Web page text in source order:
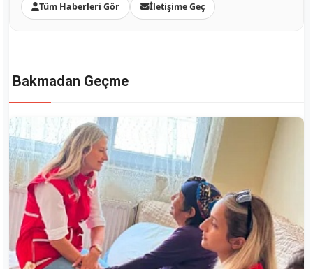
Tüm Haberleri Gör İletişime Geç
Bakmadan Geçme